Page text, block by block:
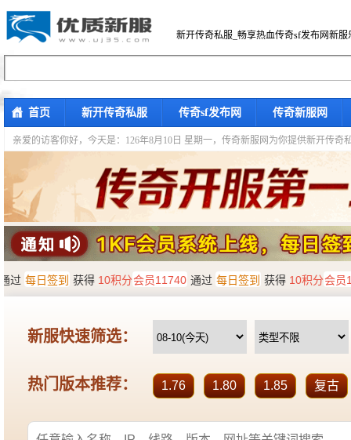
新开传奇私服_畅享热血传奇sf发布网新服
首页 新开传奇私服 传奇sf发布网 传奇新服网
亲爱的访客你好， 今天是：126年8月10日 星期一，传奇新服网为你提供新开传